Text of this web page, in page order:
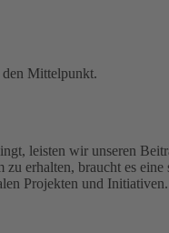
Mittelpunkt.
leisten wir unseren
erhalten, braucht es eine
Projekten und Initiativen.